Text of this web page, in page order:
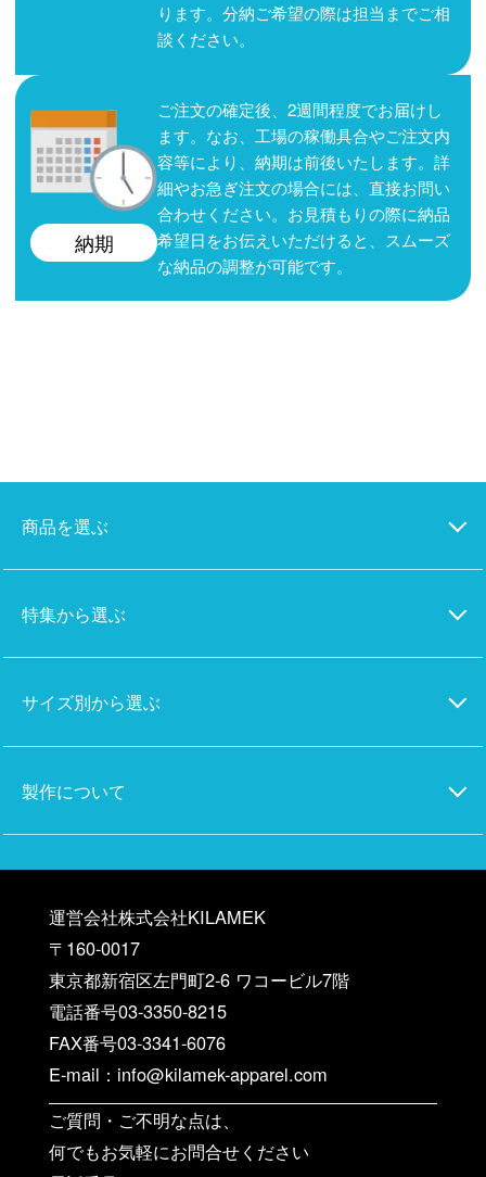
ります。分納ご希望の際は担当までご相
談ください。
納期
ご注文の確定後、2週間程度でお届けし
ます。なお、工場の稼働具合やご注文内
容等により、納期は前後いたします。詳
細やお急ぎ注文の場合には、直接お問い
合わせください。お見積もりの際に納品
希望日をお伝えいただけると、スムーズ
な納品の調整が可能です。
商品を選ぶ
特集から選ぶ
サイズ別から選ぶ
製作について
運営会社株式会社KILAMEK
〒160-0017
東京都新宿区左門町2-6 ワコービル7階
電話番号03-3350-8215
FAX番号03-3341-6076
E-mail：info@kilamek-apparel.com
ご質問・ご不明な点は、
何でもお気軽にお問合せください